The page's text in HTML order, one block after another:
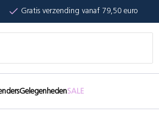
Gratis verzending vanaf 79,50 euro
GelegenhedenSALE